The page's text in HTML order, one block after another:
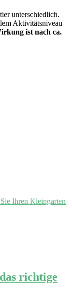
unterschiedlich.
Aktivitätsniveau
ist nach ca.
Ihren Kleingarten
richtige